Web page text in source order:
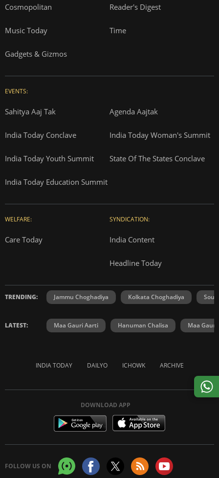
Cosmopolitan Reader's Digest
Music Today Time
Gadgets & Gizmos
EVENTS:
Sahitya Aaj Tak Agenda Aajtak
India Today Conclave India Today Woman's Summit
India Today Youth Summit State Of The States Conclave
India Today Education Summit
WELFARE:
Care Today
SYNDICATION:
India Content
Headline Today
TRENDING: Jammu Choghadiya Kolkata Choghadiya
LATEST: Maa Gauri Aarti Hanuman Chalisa Maa Gauri
INDIA TODAY DAILYO ICHOWK ARCHIVE
DOWNLOAD APP
FOLLOW US ON